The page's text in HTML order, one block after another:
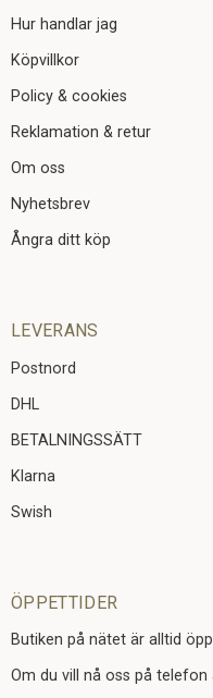
Hur handlar jag
Köpvillkor
Policy & cookies
Reklamation & retur
Om oss
Nyhetsbrev
Ångra ditt köp
LEVERANS
Postnord
DHL
BETALNINGSSÄTT
Klarna
Swish
ÖPPETTIDER
Butiken på nätet är alltid
Om du vill nå oss på